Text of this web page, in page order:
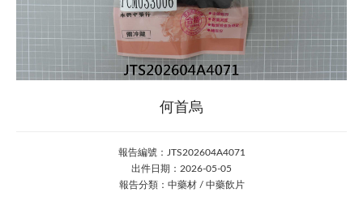
何首烏
報告編號：JTS202604A4071
出件日期：2026-05-05
報告分類：中藥材 / 中藥飲片